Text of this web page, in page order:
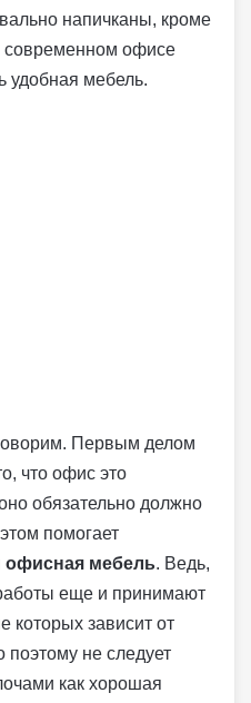
напичканы, кроме
современном офисе
удобная мебель.
Первым делом
что офис это
обязательно должно
помогает
офисная мебель. Ведь,
еще и принимают
которых зависит от
не следует
как хорошая